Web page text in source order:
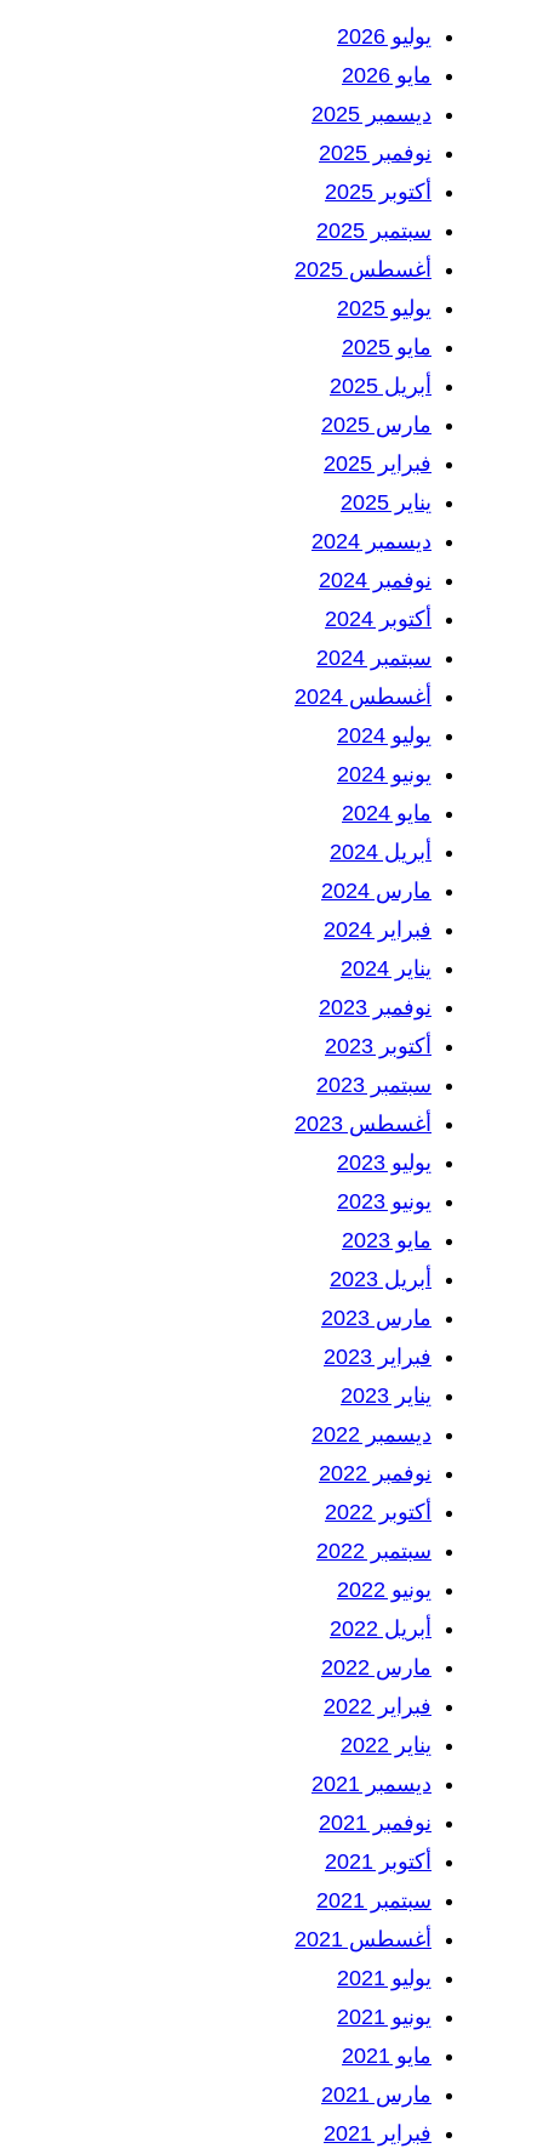
يوليو 2026
مايو 2026
ديسمبر 2025
نوفمبر 2025
أكتوبر 2025
سبتمبر 2025
أغسطس 2025
يوليو 2025
مايو 2025
أبريل 2025
مارس 2025
فبراير 2025
يناير 2025
ديسمبر 2024
نوفمبر 2024
أكتوبر 2024
سبتمبر 2024
أغسطس 2024
يوليو 2024
يونيو 2024
مايو 2024
أبريل 2024
مارس 2024
فبراير 2024
يناير 2024
نوفمبر 2023
أكتوبر 2023
سبتمبر 2023
أغسطس 2023
يوليو 2023
يونيو 2023
مايو 2023
أبريل 2023
مارس 2023
فبراير 2023
يناير 2023
ديسمبر 2022
نوفمبر 2022
أكتوبر 2022
سبتمبر 2022
يونيو 2022
أبريل 2022
مارس 2022
فبراير 2022
يناير 2022
ديسمبر 2021
نوفمبر 2021
أكتوبر 2021
سبتمبر 2021
أغسطس 2021
يوليو 2021
يونيو 2021
مايو 2021
مارس 2021
فبراير 2021